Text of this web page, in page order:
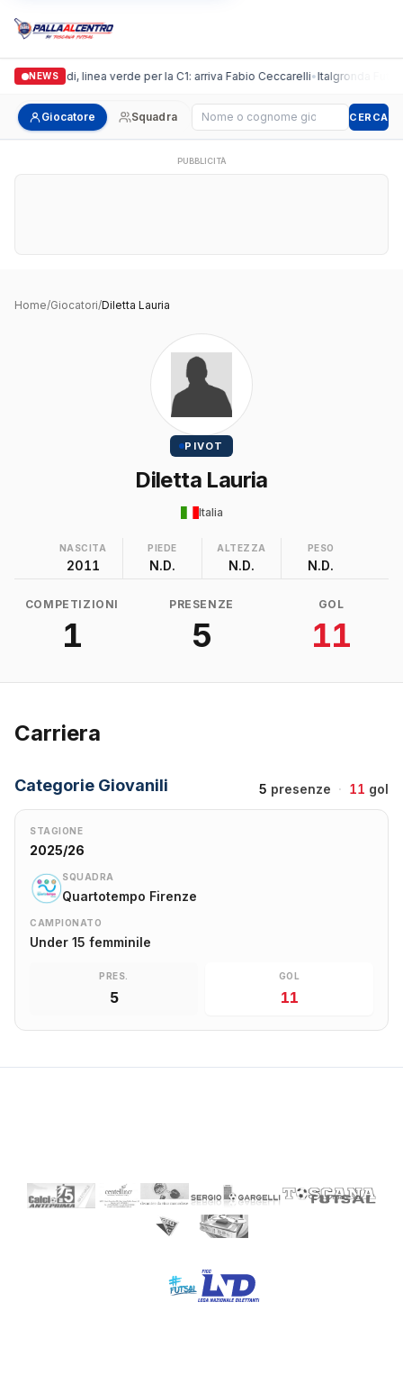
NEWS
Casalguidi, linea verde per la C1: arriva Fabio Ceccarelli•Italgronda
Giocatore Squadra Cerca giocatore CERCA
PUBBLICITÀ
Home/Giocatori/Diletta Lauria
PIVOT
Diletta Lauria
Italia
NASCITA
2011
PIEDE
N.D.
ALTEZZA
N.D.
PESO
N.D.
COMPETIZIONI
1
PRESENZE
5
GOL
11
Carriera
Categorie Giovanili 5 presenze · 11 gol
STAGIONE
2025/26
SQUADRA
Quartotempo Firenze
CAMPIONATO
Under 15 femminile
PRES.
5
GOL
11